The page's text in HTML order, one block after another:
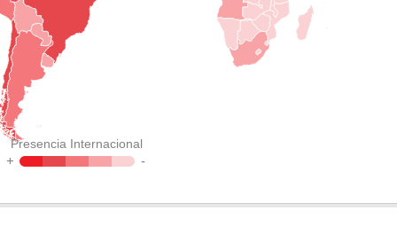
Presencia Internacional
+ -